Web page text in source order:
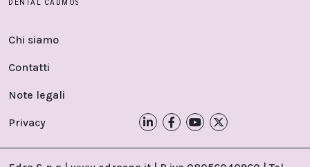
Chi siamo
Contatti
Note legali
Privacy